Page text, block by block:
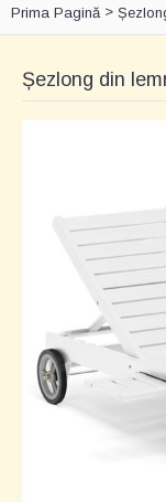
Prima Pagină >